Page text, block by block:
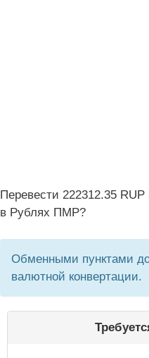
Перевести 222312.35
в Рублях ПМР?
Обменными пунктами
валютной конвертации.